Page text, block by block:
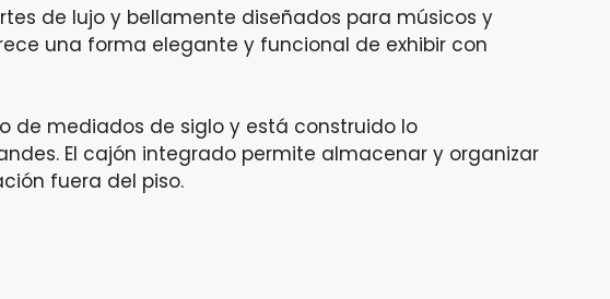
de lujo y bellamente diseñados para músicos y
una forma elegante y funcional de exhibir con
de mediados de siglo y está construido lo
El cajón integrado permite almacenar y organizar
fuera del piso.